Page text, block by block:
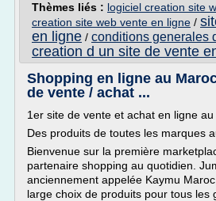
Thèmes liés : logiciel creation site
creation site web vente en ligne /
en ligne / conditions generales
creation d un site de vente
Shopping en ligne au
de vente / achat ...
1er site de vente et achat en ligne
Des produits de toutes les marques
Bienvenue sur la première
partenaire shopping au quotidien.
anciennement appelée Kaymu
large choix de produits pour tous les